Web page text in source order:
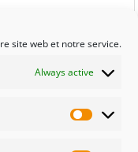
site web et notre service.
Always active